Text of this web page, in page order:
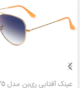
عینک آفتابی ری‌بن مدل RB3025